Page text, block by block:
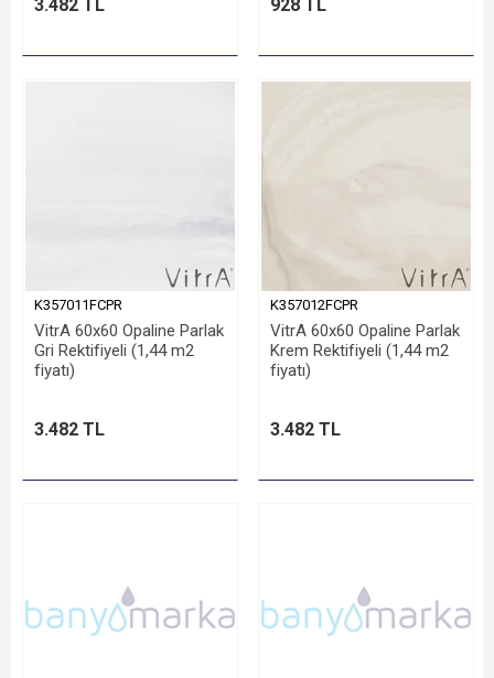
3.482 TL 928 TL
K357011FCPR
VitrA 60x60 Opaline Parlak
Gri Rektifiyeli (1,44 m2
fiyatı)
3.482 TL
K357012FCPR
VitrA 60x60 Opaline Parlak
Krem Rektifiyeli (1,44 m2
fiyatı)
3.482 TL